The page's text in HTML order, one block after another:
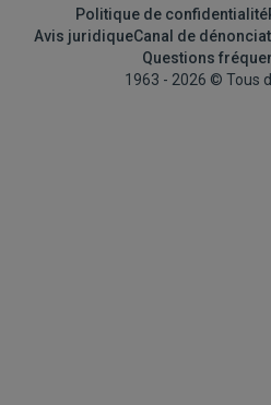
Politique de confidentialité
Avis juridiqueCanal de
Questions
1963 - 2026 © Tous